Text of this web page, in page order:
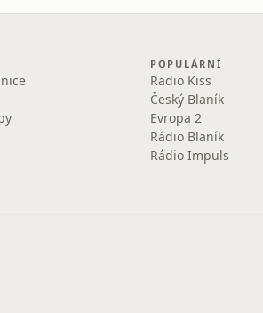
POPULÁRNÍ
Radio Kiss
Český Blaník
Evropa 2
Rádio Blaník
Rádio Impuls